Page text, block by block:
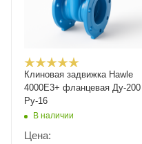
Клиновая задвижка Hawle
4000E3+ фланцевая Ду-200
Ру-16
В наличии
Цена: